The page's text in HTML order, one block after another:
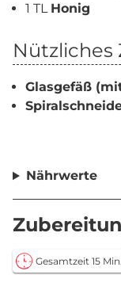
1 TL Honig
Nützliches
Glasgefäß
Nährwerte
Gesamtzeit 15 Min.